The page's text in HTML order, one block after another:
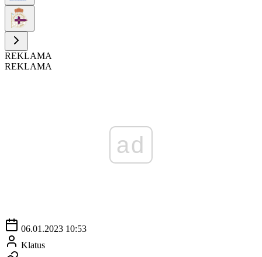
REKLAMA
REKLAMA
ad
06.01.2023 10:53
Klatus